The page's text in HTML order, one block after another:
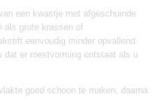
een kwastje met afgeschuinde
als grote krassen of
eenvoudig minder opvallend
dat er roestvorming ontstaat als u
goed schoon te maken, daarna